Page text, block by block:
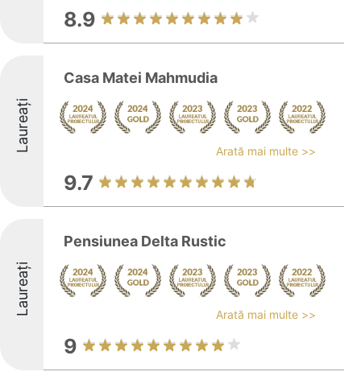
8.9
Laureați
Casa Matei Mahmudia
Arată mai multe >>
9.7
Laureați
Pensiunea Delta Rustic
Arată mai multe >>
9